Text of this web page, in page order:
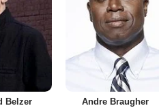
Belzer Andre Braugher